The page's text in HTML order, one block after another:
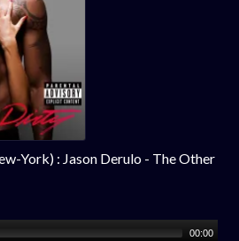
York) : Jason Derulo - The Other
00:00